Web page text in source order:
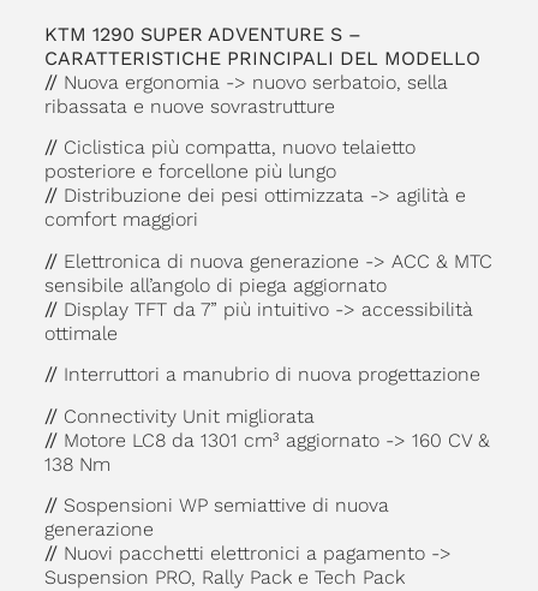
KTM 1290 SUPER ADVENTURE S –
CARATTERISTICHE PRINCIPALI DEL MODELLO
// Nuova ergonomia -> nuovo serbatoio, sella
ribassata e nuove sovrastrutture
// Ciclistica più compatta, nuovo telaietto
posteriore e forcellone più lungo
// Distribuzione dei pesi ottimizzata -> agilità e
comfort maggiori
//Elettronica di nuova generazione -> ACC & MTC
sensibile all’angolo di piega aggiornato
// Display TFT da 7” più intuitivo -> accessibilità
ottimale
// Interruttori a manubrio di nuova progettazione
// Connectivity Unit migliorata
// Motore LC8 da 1301 cm³ aggiornato -> 160 CV &
138 Nm
// Sospensioni WP semiattive di nuova
generazione
// Nuovi pacchetti elettronici a pagamento ->
Suspension PRO, Rally Pack e Tech Pack